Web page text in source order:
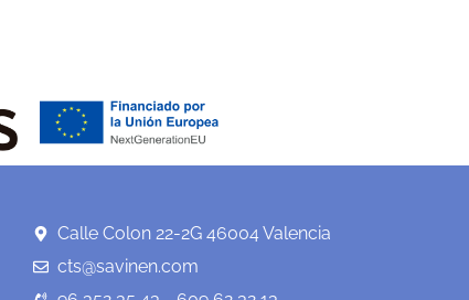
Calle Colon 22-2G 46004 Valencia
cts@savinen.com